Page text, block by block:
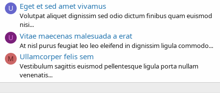
U Eget et sed amet vivamus
Volutpat aliquet dignissim sed odio dictum finibus quam euismod
nisi...
U Vitae maecenas malesuada a erat
At nisl purus feugiat leo leo eleifend in dignissim ligula commodo...
M Ullamcorper felis sem
Vestibulum sagittis euismod pellentesque ligula porta nullam
venenatis...